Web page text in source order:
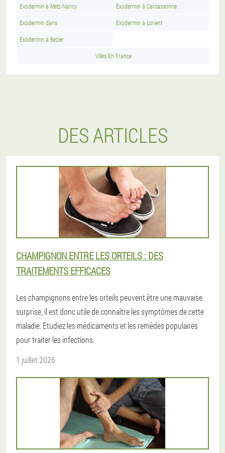
Exodermin à Metz-Nancy Exodermin à Carcassonne
Exodermin dans Exodermin à Lorient
Exodermin à Bézier
Villes En France
DES ARTICLES
CHAMPIGNON ENTRE LES ORTEILS : DES
TRAITEMENTS EFFICACES
Les champignons entre les orteils peuvent être une mauvaise
surprise, il est donc utile de connaître les symptômes de cette
maladie. Étudiez les médicaments et les remèdes populaires
pour traiter les infections.
1 juillet 2026